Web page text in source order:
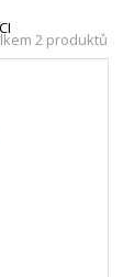
2 produktů